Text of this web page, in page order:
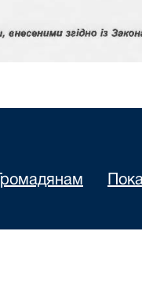
Громадянам